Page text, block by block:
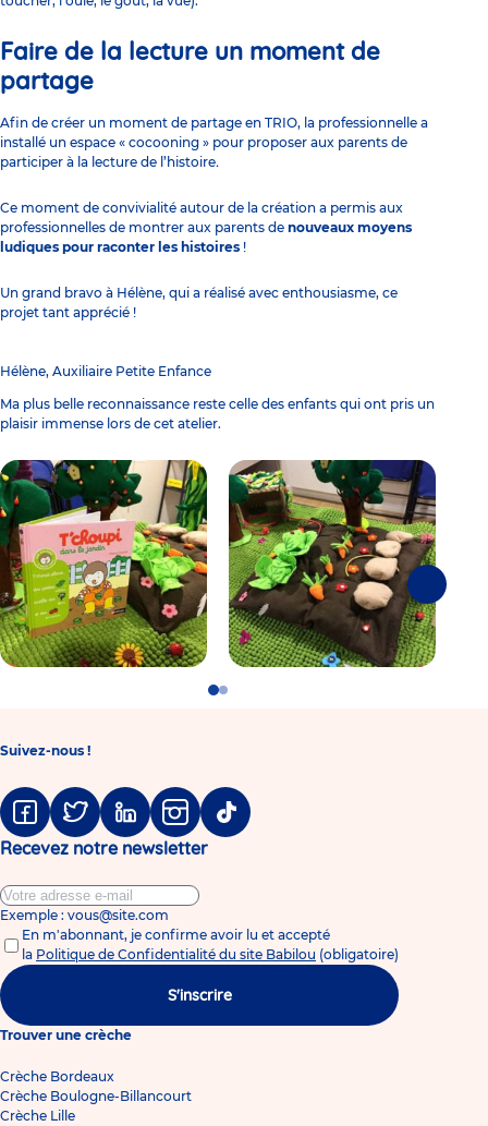
Faire de la lecture un moment de
partage
Afin de créer un moment de partage en TRIO, la professionnelle a
installé un espace « cocooning » pour proposer aux parents de
participer à la lecture de l’histoire.
Ce moment de convivialité autour de la création a permis aux
professionnelles de montrer aux parents de nouveaux moyens
ludiques pour raconter les histoires !
Un grand bravo à Hélène, qui a réalisé avec enthousiasme, ce
projet tant apprécié !
Hélène, Auxiliaire Petite Enfance
Ma plus belle reconnaissance reste celle des enfants qui ont pris un
plaisir immense lors de cet atelier.
GoGo
Suivez-nous !
FacebookTwitter LinkedinInstagramTiktok
Recevez notre newsletter
Exemple : vous@site.com
En m'abonnant, je confirme avoir lu et accepté
la Politique de Confidentialité du site Babilou (obligatoire)
S'inscrire
Trouver une crèche
Crèche Bordeaux
Crèche Boulogne-Billancourt
Crèche Lille